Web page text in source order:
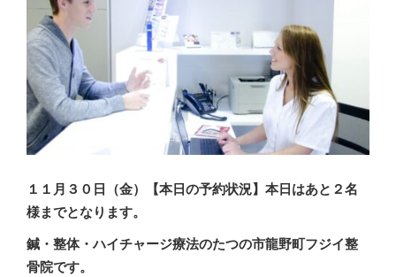
１１月３０ 日（金）
【本日の予約状況】本日はあと２名
様までとなります。
鍼・整体・ハイチャージ療法のたつの市龍野町フジイ整
骨院です。